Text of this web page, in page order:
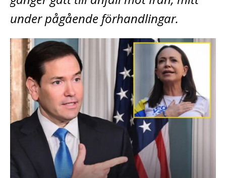
under pågående förhandlingar.